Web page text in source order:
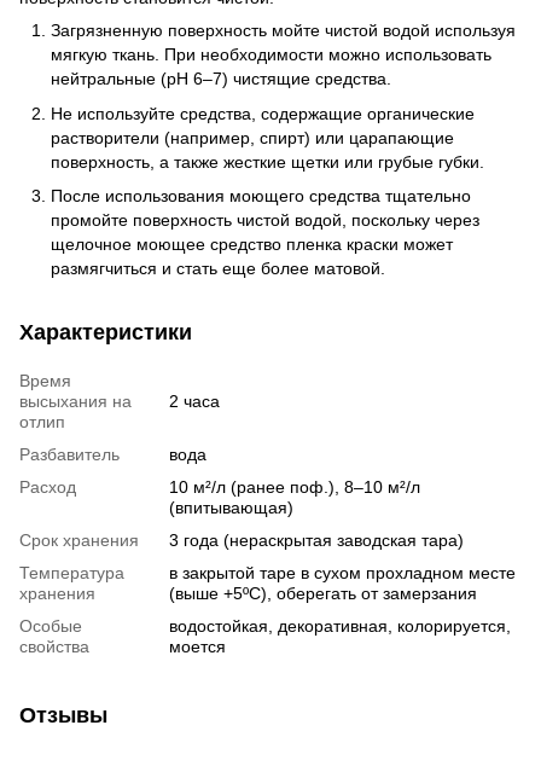
Загрязненную поверхность мойте чистой водой используя
мягкую ткань. При необходимости можно использовать
нейтральные (pH 6–7) чистящие средства.
Не используйте средства, содержащие органические
растворители (например, спирт) или царапающие
поверхность, а также жесткие щетки или грубые губки.
После использования моющего средства тщательно
промойте поверхность чистой водой, поскольку через
щелочное моющее средство пленка краски может
размягчиться и стать еще более матовой.
Характеристики
Время
высыхания на
отлип
2 часа
Разбавитель
вода
Расход
10 м²/л (ранее поф.), 8–10 м²/л
(впитывающая)
Срок хранения
3 года (нераскрытая заводская тара)
Температура
хранения
в закрытой таре в сухом прохладном месте
(выше +5ºC), оберегать от замерзания
Особые
свойства
водостойкая, декоративная, колорируется,
моется
Отзывы